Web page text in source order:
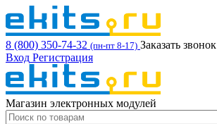
8 (800) 350-74-32 (пн-пт 8-17) Заказать звонок
Вход Регистрация
Магазин электронных модулей